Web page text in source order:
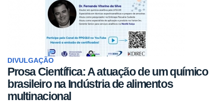
DIVULGAÇÃO
Prosa Científica: A atuação de um químico
brasileiro na Indústria de alimentos
multinacional